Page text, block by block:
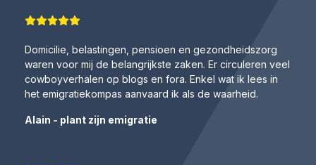
Domicilie, belastingen, pensioen en gezondheidszorg
waren voor mij de belangrijkste zaken. Er circuleren veel
cowboyverhalen op blogs en fora. Enkel wat ik lees in
het emigratiekompas aanvaard ik als de waarheid.
Alain - plant zijn emigratie